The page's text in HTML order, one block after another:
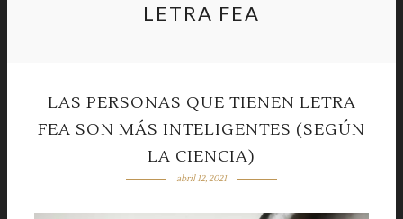
LETRA FEA
LAS PERSONAS QUE TIENEN LETRA
FEA SON MÁS INTELIGENTES (SEGÚN
LA CIENCIA)
abril 12, 2021